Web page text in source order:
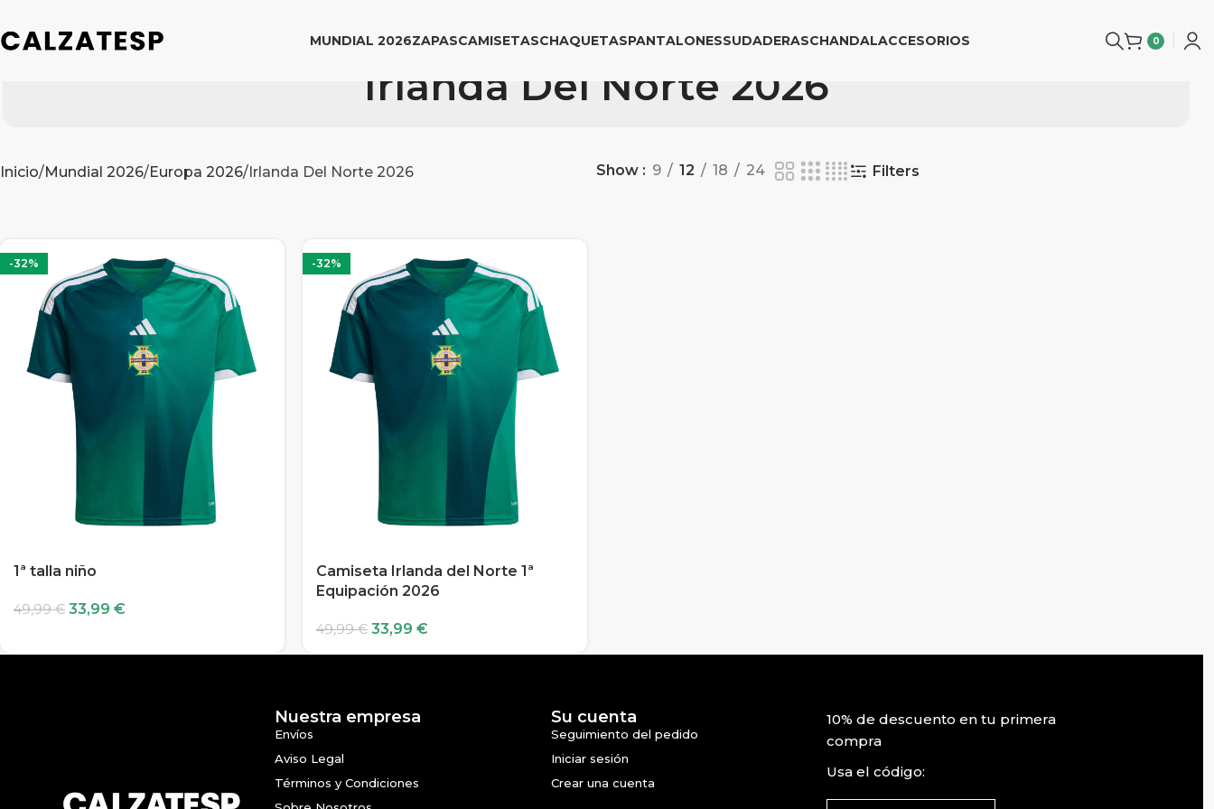
MUNDIAL 2026ZAPASCAMISETASCHAQUETASPANTALONESSUDADERASCHANDALACCESORIOS 0
Irlanda Del Norte 2026
Inicio Mundial 2026 Europa 2026 Irlanda Del Norte 2026 Show 9 12 18 24 Filters
-32%
1ª talla niño
49,99€ 33,99 €
-32%
Camiseta Irlanda del Norte 1ª
Equipación 2026
49,99€ 33,99 €
Nuestra empresa
Envíos
Aviso Legal
Términos y Condiciones
Su cuenta
Seguimiento del pedido
Iniciar sesión
Crear una cuenta
10% de descuento en tu primera
compra
Usa el código: